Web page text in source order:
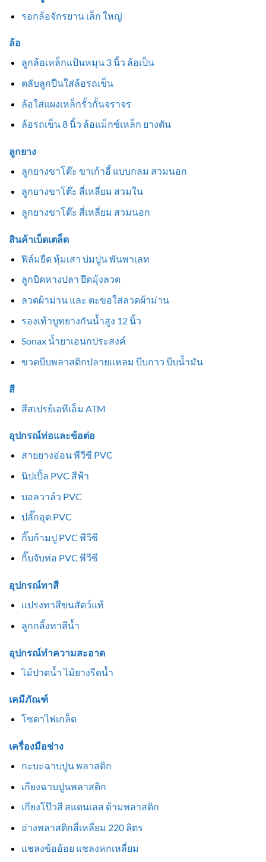
รอกล้อจักรยาน เล็ก ใหญ่
ล้อ
ลูกล้อเหล็กแป้นหมุน 3 นิ้ว ล้อเป็น
ตลับลูกปืนใส่ล้อรถเข็น
ล้อใส่แผงเหล็กรั้วกั้นจราจร
ล้อรถเข็น 8 นิ้ว ล้อแม็กซ์เหล็ก ยางตัน
ลูกยาง
ลูกยางขาโต๊ะ ขาเก้าอี้ แบบกลม สวมนอก
ลูกยางขาโต๊ะ สี่เหลี่ยม สวมใน
ลูกยางขาโต๊ะ สี่เหลี่ยม สวมนอก
สินค้าเบ็ดเตล็ด
ฟิล์มยืด หุ้มเสา บ่มปูน พันพาเลท
ลูกบิดหางปลา ยึดมุ้งลวด
ลวดผ้าม่าน และ ตะขอใส่ลวดผ้าม่าน
รองเท้าบูทยางกันน้ำสูง 12 นิ้ว
Sonax น้ำยาเอนกประสงค์
ขวดบีบพลาสติกปลายแหลม บีบกาว บีบน้ำมัน
สี
สีสเปรย์เอทีเอ็ม ATM
อุปกรณ์ท่อและข้อต่อ
สายยางอ่อน พีวีซี PVC
นิปเปิ้ล PVC สีฟ้า
บอลวาล์ว PVC
ปลั๊กอุด PVC
กิ๊บก้ามปู PVC พีวีซี
กิ๊บจับท่อ PVC พีวีซี
อุปกรณ์ทาสี
แปรงทาสีขนสัตว์แท้
ลูกกลิ้งทาสีน้ำ
อุปกรณ์ทำความสะอาด
ไม้ปาดน้ำ ไม้ยางรีดน้ำ
เคมีภัณฑ์
โซดาไฟเกล็ด
เครื่องมือช่าง
กะบะฉาบปูน พลาสติก
เกียงฉาบปูนพลาสติก
เกียงโป๊วสี สแตนเลส ด้ามพลาสติก
อ่างพลาสติกสี่เหลี่ยม 220 ลิตร
แชลงข้ออ้อย แชลงหกเหลี่ยม